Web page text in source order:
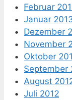
Februar
Januar
Dezember
November
Oktober
September
August
Juli 2012